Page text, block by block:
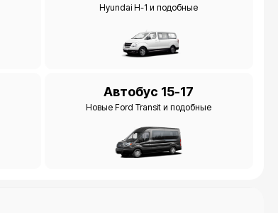
Hyundai H-1 и подобные
Автобус 15-17
Новые Ford Transit и подобные